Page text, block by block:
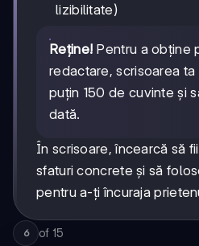
lizibilitate)
Reține! Pentru a obține
redactare, scrisoarea
puțin 150 de cuvinte și
dată.
În scrisoare, încearcă să
sfaturi concrete și să
pentru a-ți încuraja
6 of 15